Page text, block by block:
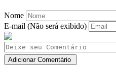
Nome
E-mail (Não será exibido)